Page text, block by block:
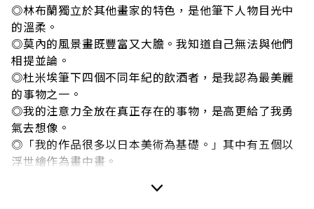
◎林布蘭獨立於其他畫家的特色，是他筆下人物目光中
的溫柔。
◎莫內的風景畫既豐富又大膽。我知道自己無法與他們
相提並論。
◎杜米埃筆下四個不同年紀的飲酒者，是我認為最美麗
的事物之一。
◎我的注意力全放在真正存在的事物，是高更給了我勇
氣去想像。
◎「我的作品很多以日本美術為基礎。」其中有五個以
浮世繪作為畫中畫。
有人說梵谷是無師自通的天才、是割掉自己耳朵的瘋子